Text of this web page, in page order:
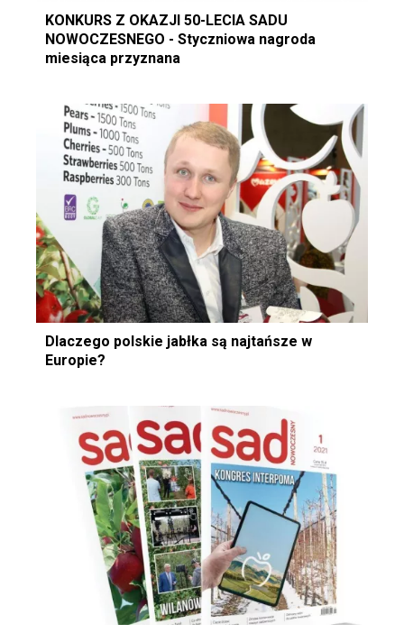
KONKURS Z OKAZJI 50-LECIA SADU
NOWOCZESNEGO - Styczniowa nagroda
miesiąca przyznana
Dlaczego polskie jabłka są najtańsze w
Europie?